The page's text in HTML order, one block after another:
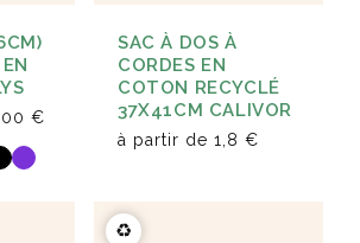
€
SAC À DOS À
CORDES EN
COTON RECYCLÉ
37X41CM CALIVOR
à partir de 1,8 €
♻️